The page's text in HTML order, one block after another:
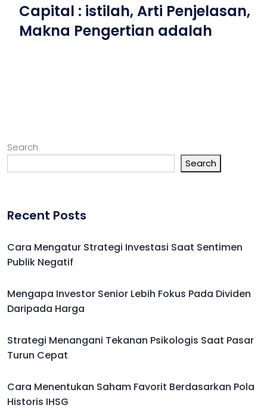
Capital : istilah, Arti Penjelasan,
Makna Pengertian adalah
Search
Search
Recent Posts
Cara Mengatur Strategi Investasi Saat Sentimen
Publik Negatif
Mengapa Investor Senior Lebih Fokus Pada Dividen
Daripada Harga
Strategi Menangani Tekanan Psikologis Saat Pasar
Turun Cepat
Cara Menentukan Saham Favorit Berdasarkan Pola
Historis IHSG